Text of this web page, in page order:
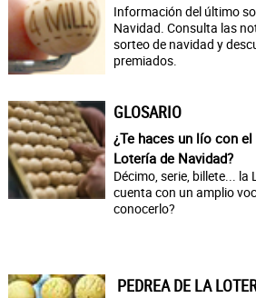
Información del último
Navidad. Consulta las
sorteo de navidad y
premiados.
GLOSARIO
¿Te haces un lío con
Lotería de Navidad?
Décimo, serie, billete...
cuenta con un amplio
conocerlo?
PEDREA DE LA